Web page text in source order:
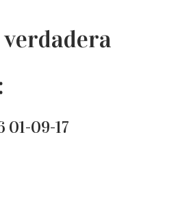
01-09-17